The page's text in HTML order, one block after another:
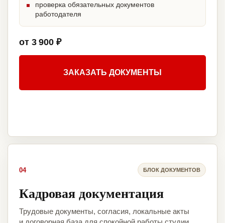
проверка обязательных документов
работодателя
от 3 900 ₽
ЗАКАЗАТЬ ДОКУМЕНТЫ
04 БЛОК ДОКУМЕНТОВ
Кадровая документация
Трудовые документы, согласия, локальные акты